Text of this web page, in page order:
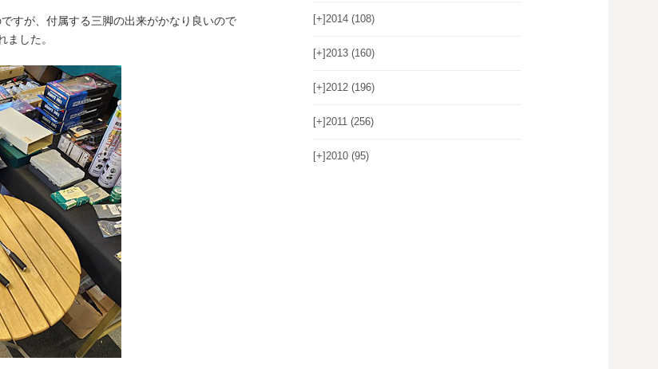
すが、付属する三脚の出来がかなり良いので
した。
[+]2014 (108)
[+]2013 (160)
[+]2012 (196)
[+]2011 (256)
[+]2010 (95)